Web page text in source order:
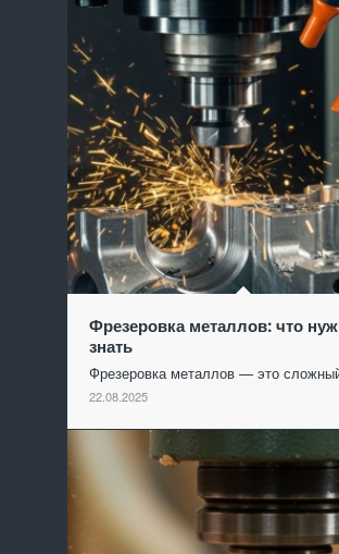
Фрезеровка металлов: что
знать
Фрезеровка металлов — это
22.08.2025